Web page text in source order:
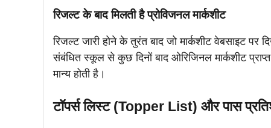
रिजल्ट के बाद मिलती है प्रोविजनल मार्कशीट
रिजल्ट जारी होने के तुरंत बाद जो मार्कशीट वेबसाइट पर
संबंधित स्कूल से कुछ दिनों बाद ओरिजिनल मार्कशीट
मान्य होती है।
टॉपर्स लिस्ट (Topper List) और पास